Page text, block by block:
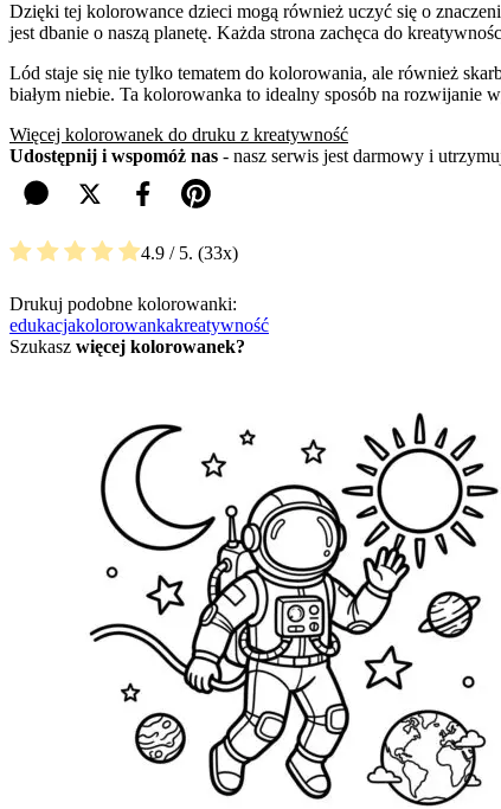
Dzięki tej kolorowance dzieci mogą również uczyć się o
jest dbanie o naszą planetę. Każda strona zachęca do
Lód staje się nie tylko tematem do kolorowania, ale również
białym niebie. Ta kolorowanka to idealny sposób na rozwijanie
Więcej kolorowanek do druku z kreatywność
Udostępnij i wspomóż nas - nasz serwis jest darmowy i
4.9 / 5. 33
Drukuj podobne kolorowanki:
edukacjakolorowankakreatywność
Szukasz więcej kolorowanek?